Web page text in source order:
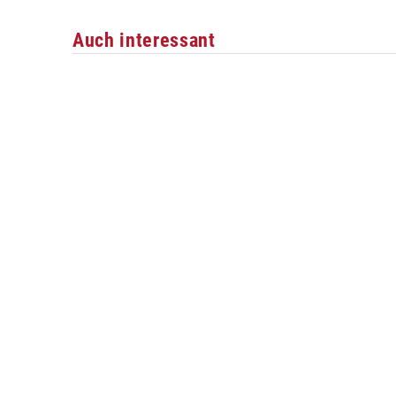
Auch interessant